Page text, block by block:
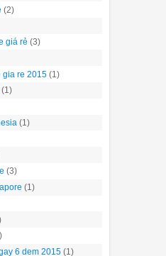
(2)
giá rẻ (3)
gia re 2015 (1)
(1)
(1)
(3)
(1)
6 dem 2015 (1)